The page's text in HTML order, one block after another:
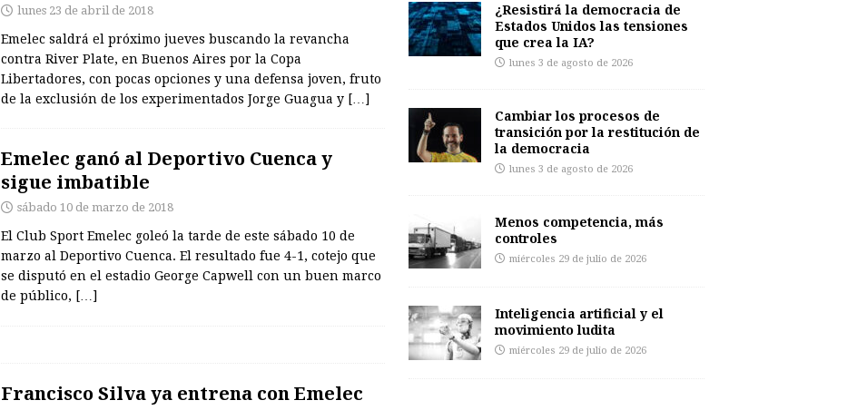
lunes 23 de abril de 2018
Emelec saldrá el próximo jueves buscando la revancha
contra River Plate, en Buenos Aires por la Copa
Libertadores, con pocas opciones y una defensa joven, fruto
de la exclusión de los experimentados Jorge Guagua y […]
Emelec ganó al Deportivo Cuenca y
sigue imbatible
sábado 10 de marzo de 2018
El Club Sport Emelec goleó la tarde de este sábado 10 de
marzo al Deportivo Cuenca. El resultado fue 4-1, cotejo que
se disputó en el estadio George Capwell con un buen marco
de público, […]
Francisco Silva ya entrena con Emelec
¿Resistirá la democracia de
Estados Unidos las tensiones
que crea la IA?
lunes 3 de agosto de 2026
Cambiar los procesos de
transición por la restitución de
la democracia
lunes 3 de agosto de 2026
Menos competencia, más
controles
miércoles 29 de julio de 2026
Inteligencia artificial y el
movimiento ludita
miércoles 29 de julio de 2026